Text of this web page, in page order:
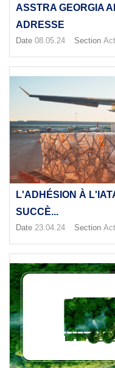
ASSTRA GEORGIA
ADRESSE
Date 08.05.24 Section
L'ADHÉSION À
SUCCÈ...
Date 23.04.24 Section